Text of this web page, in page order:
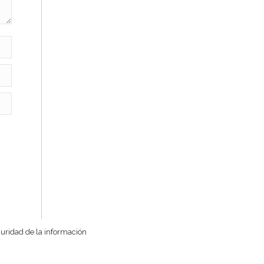
de la información